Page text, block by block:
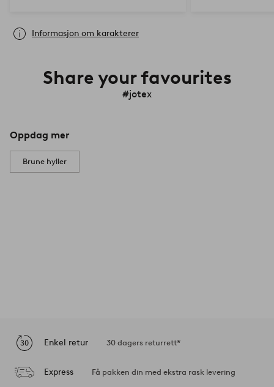
Informasjon om karakterer
Share your favourites
#jotex
Oppdag mer
Brune hyller
Enkel retur 30 dagers returrett*
Express Få pakken din med ekstra rask levering